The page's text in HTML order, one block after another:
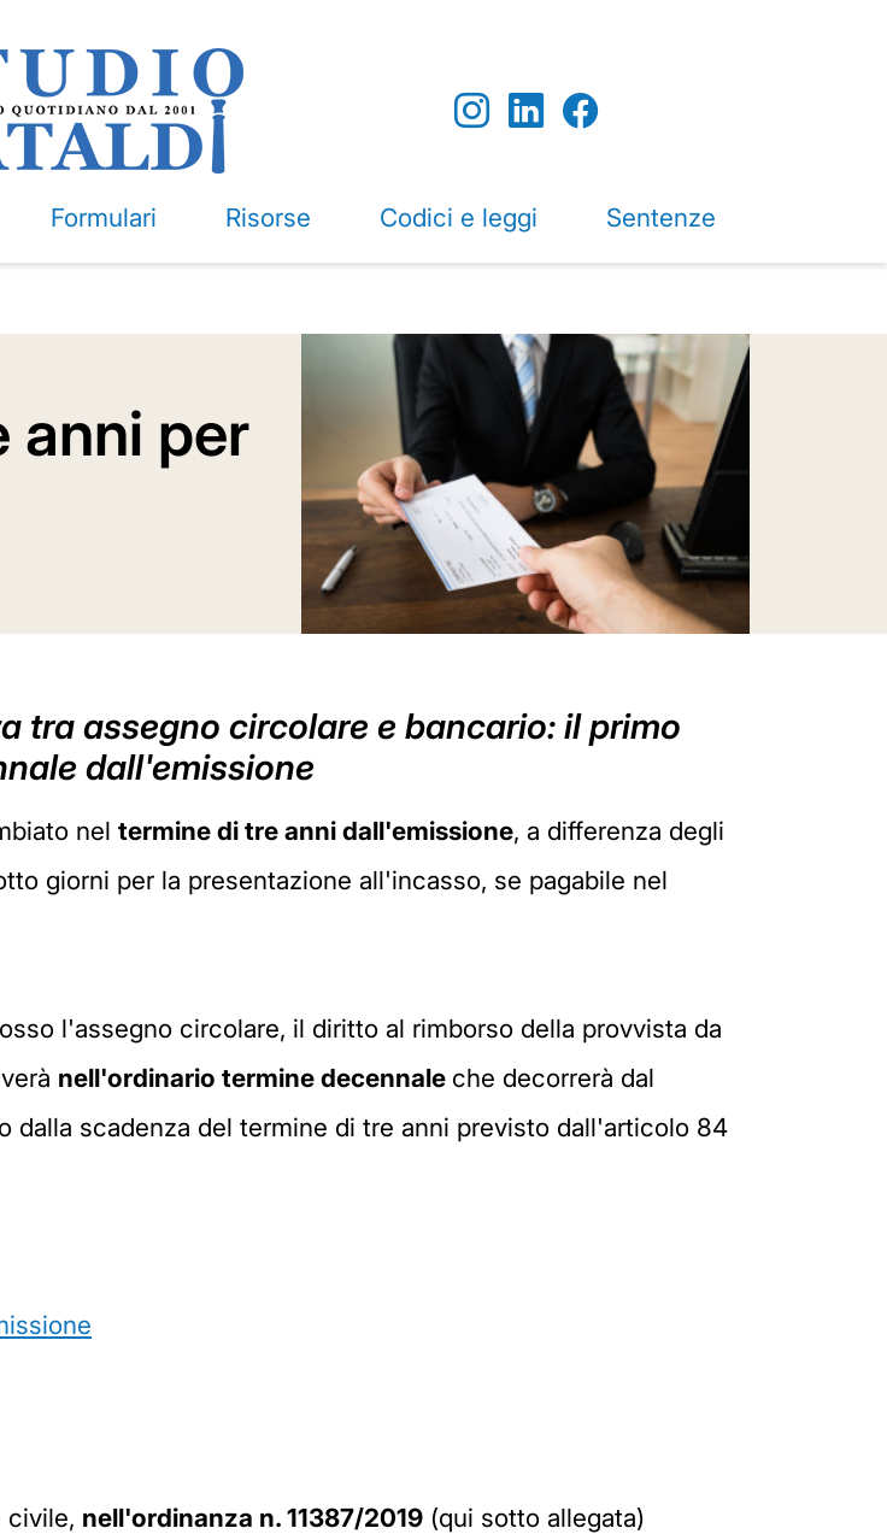
Formulari Risorse Codici e leggi Sentenze
anni per
tra assegno circolare e bancario: il primo
dall'emissione
nel termine di tre anni dall'emissione, a differenza degli
giorni per la presentazione all'incasso, se pagabile nel
l'assegno circolare, il diritto al rimborso della provvista da
nell'ordinario termine decennale che decorrerà dal
dalla scadenza del termine di tre anni previsto dall'articolo 84
civile, nell'ordinanza n. 11387/2019 (qui sotto allegata)